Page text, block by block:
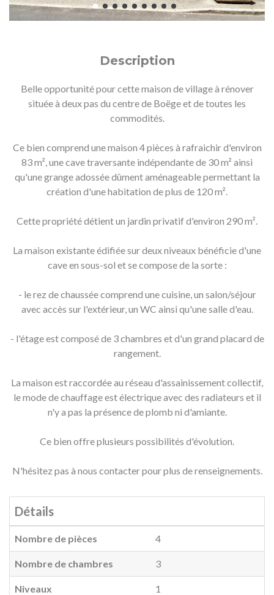
Description
Belle opportunité pour cette maison de village à rénover
située à deux pas du centre de Boëge et de toutes les
commodités.
Ce bien comprend une maison 4 pièces à rafraichir d'environ
83 m², une cave traversante indépendante de 30 m² ainsi
qu'une grange adossée dûment aménageable permettant la
création d'une habitation de plus de 120 m².
Cette propriété détient un jardin privatif d'environ 290 m².
La maison existante édifiée sur deux niveaux bénéficie d'une
cave en sous-sol et se compose de la sorte :
- le rez de chaussée comprend une cuisine, un salon/séjour
avec accès sur l'extérieur, un WC ainsi qu'une salle d'eau.
- l'étage est composé de 3 chambres et d'un grand placard de
rangement.
La maison est raccordée au réseau d'assainissement collectif,
le mode de chauffage est électrique avec des radiateurs et il
n'y a pas la présence de plomb ni d'amiante.
Ce bien offre plusieurs possibilités d'évolution.
N'hésitez pas à nous contacter pour plus de renseignements.
Détails
Nombre de pièces 4
Nombre de chambres 3
Niveaux 1